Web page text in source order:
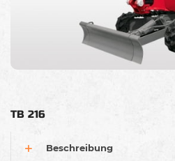
TB 216
Beschreibung